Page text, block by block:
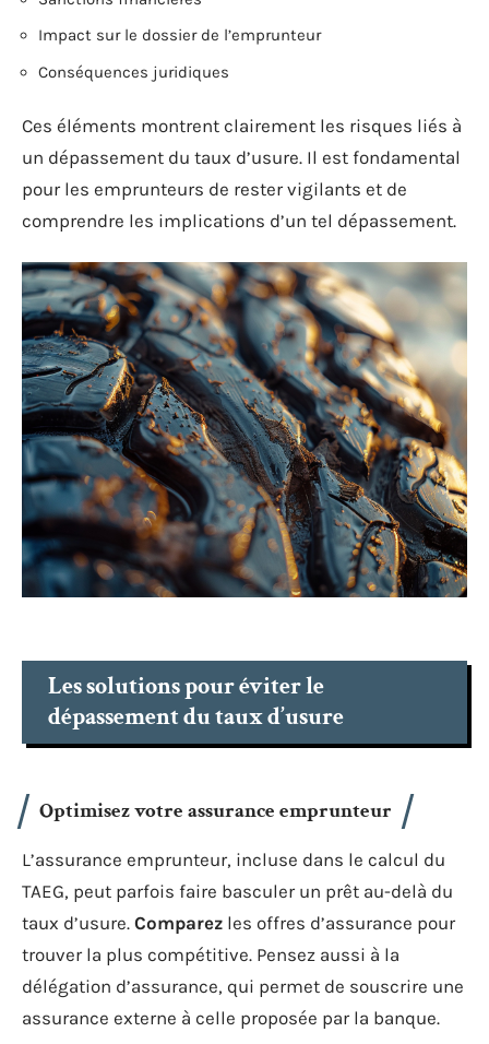
Impact sur le dossier de l’emprunteur
Conséquences juridiques
Ces éléments montrent clairement les risques liés à
un dépassement du taux d’usure. Il est fondamental
pour les emprunteurs de rester vigilants et de
comprendre les implications d’un tel dépassement.
Les solutions pour éviter le
dépassement du taux d’usure
Optimisez votre assurance emprunteur
L’assurance emprunteur, incluse dans le calcul du
TAEG, peut parfois faire basculer un prêt au-delà du
taux d’usure. Comparez les offres d’assurance pour
trouver la plus compétitive. Pensez aussi à la
délégation d’assurance, qui permet de souscrire une
assurance externe à celle proposée par la banque.